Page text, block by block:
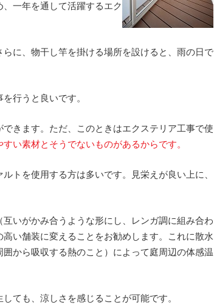
一年を通して活躍するエク
に、物干し竿を掛ける場所を設けると、雨の日で
行うと良いです。
きます。ただ、このときはエクステリア工事で使
い素材とそうでないものがあるからです。
トを使用する方は多いです。見栄えが良い上に、
いがかみ合うような形にし、レンガ調に組み合わ
い舗装に変えることをお勧めします。これに散水
から吸収する熱のこと）によって庭周辺の体感温
ても、涼しさを感じることが可能です。